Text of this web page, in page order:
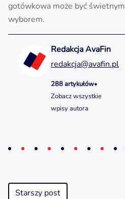
gotówkowa może być świetnym
wyborem.
Redakcja AvaFin
redakcja@avafin.pl
288 artykułów•
Zobacz wszystkie
wpisy autora
Starszy post